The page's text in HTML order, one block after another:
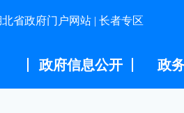
北省政府门户网站 | 长者专区
政府信息公开 政